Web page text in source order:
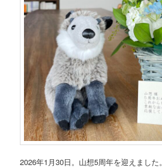
2026年1月30日。山想5周年を迎えました。